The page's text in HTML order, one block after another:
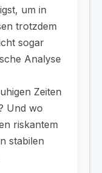
um in
trotzdem
sogar
Analyse
Zeiten
Und wo
riskantem
stabilen